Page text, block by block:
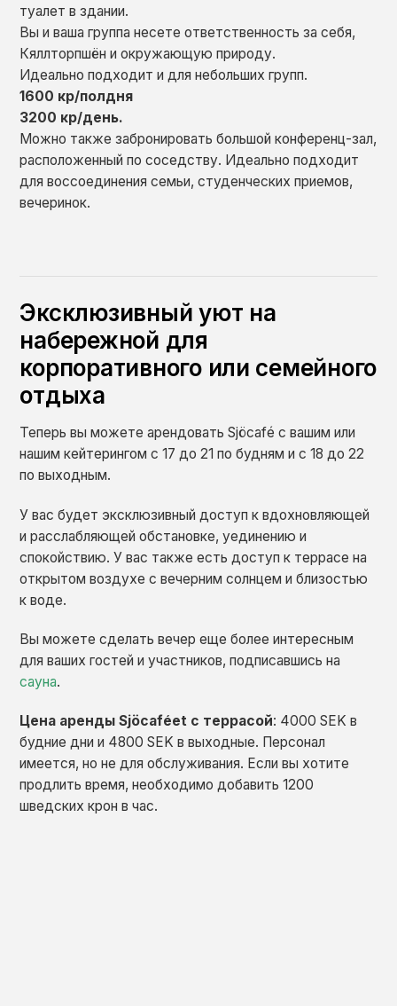
туалет в здании.
Вы и ваша группа несете ответственность за себя,
Кяллторпшён и окружающую природу.
Идеально подходит и для небольших групп.
1600 кр/полдня
3200 кр/день.
Можно также забронировать большой конференц-зал,
расположенный по соседству. Идеально подходит
для воссоединения семьи, студенческих приемов,
вечеринок.
Эксклюзивный уют на
набережной для
корпоративного или семейного
отдыха
Теперь вы можете арендовать Sjöcafé с вашим или
нашим кейтерингом с 17 до 21 по будням и с 18 до 22
по выходным.
У вас будет эксклюзивный доступ к вдохновляющей
и расслабляющей обстановке, уединению и
спокойствию. У вас также есть доступ к террасе на
открытом воздухе с вечерним солнцем и близостью
к воде.
Вы можете сделать вечер еще более интересным
для ваших гостей и участников, подписавшись на
сауна.
Цена аренды Sjöcaféet с террасой: 4000 SEK в
будние дни и 4800 SEK в выходные. Персонал
имеется, но не для обслуживания. Если вы хотите
продлить время, необходимо добавить 1200
шведских крон в час.